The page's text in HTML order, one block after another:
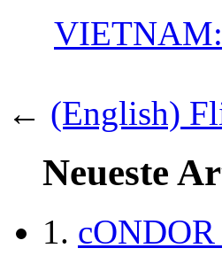
VIETNAM:
← (English)
Neueste